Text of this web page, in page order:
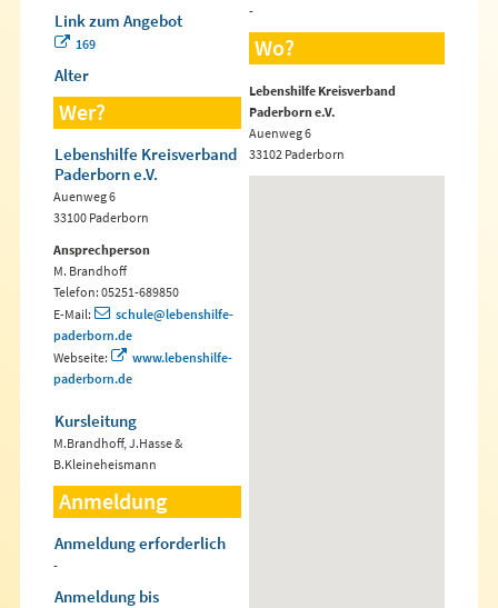
Link zum Angebot
169
Alter
Wer?
Lebenshilfe Kreisverband
Paderborn e.V.
Auenweg 6
33100 Paderborn
Ansprechperson
M. Brandhoff
Telefon: 05251-689850
E-Mail:
schule@lebenshilfe-
paderborn.de
Webseite:
www.lebenshilfe-
paderborn.de
Kursleitung
M.Brandhoff, J.Hasse &
B.Kleineheismann
Anmeldung
Anmeldung erforderlich
-
Anmeldung bis
-
Wo?
Lebenshilfe Kreisverband
Paderborn e.V.
Auenweg 6
33102 Paderborn